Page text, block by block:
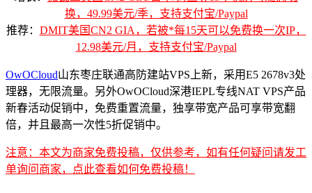
换，49.99美元/季，支持支付宝/Paypal
推荐： DMIT美国CN2 GIA，若被*每15天可以免费换一次IP，
12.98美元/月，支持支付宝/Paypal
OwOCloud山东枣庄联通高防建站VPS上新，采用E5 2678v3处
理器，无限流量。另外OwOCloud深港IEPL专线NAT VPS产品
新春活动促销中，免费重置流量，独享带宽产品可享带宽翻
倍，并且最高一次性5折促销中。
注意：本文为商家免费投稿，仅供参考，如有任何疑问请发工
单询问商家，点此查看如何免费投稿！